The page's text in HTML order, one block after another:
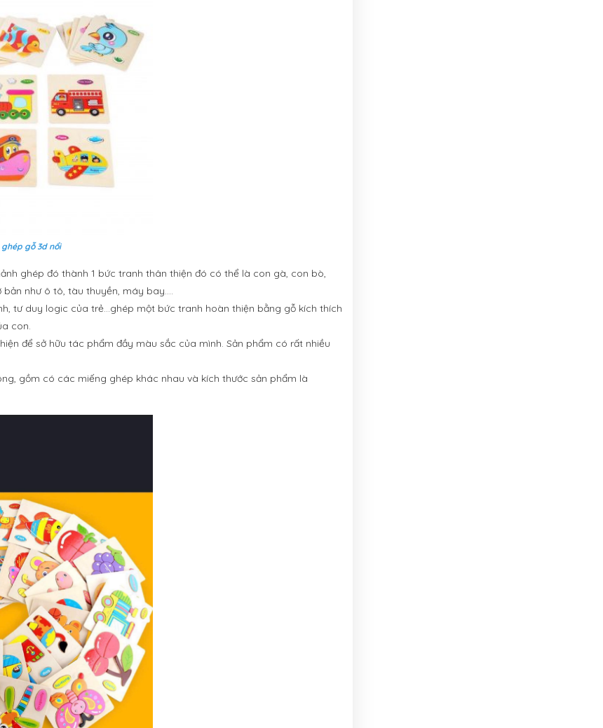
ghép gỗ 3d nổi
ghép đó thành 1 bức tranh thân thiện đó có thể là con gà, con bò,
như ô tô, tàu thuyền, máy bay….
tư duy logic của trẻ…ghép một bức tranh hoàn thiện bằng gỗ kích thích
con.
để sở hữu tác phẩm đầy màu sắc của mình. Sản phẩm có rất nhiều
gồm có các miếng ghép khác nhau và kích thước sản phẩm là